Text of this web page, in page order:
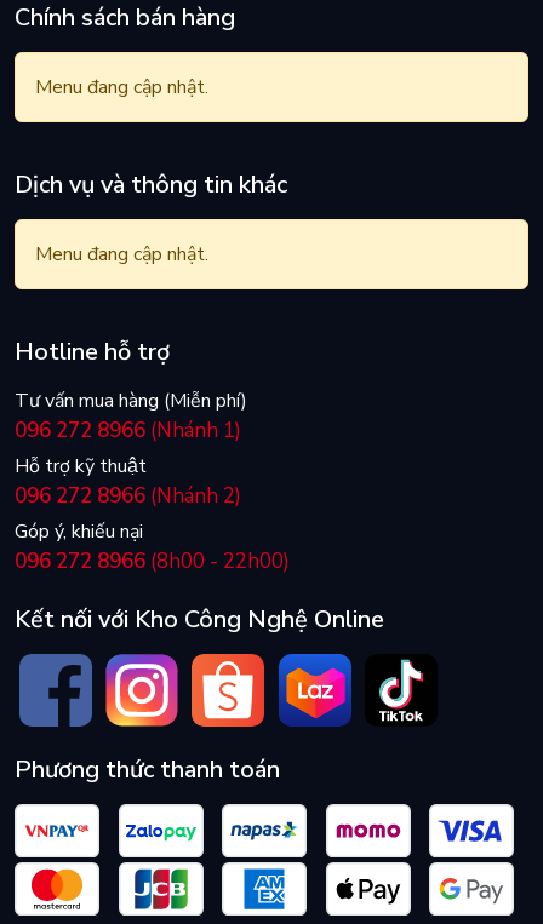
Chính sách bán hàng
Menu đang cập nhật.
Dịch vụ và thông tin khác
Menu đang cập nhật.
Hotline hỗ trợ
Tư vấn mua hàng (Miễn phí)
096 272 8966 (Nhánh 1)
Hỗ trợ kỹ thuật
096 272 8966 (Nhánh 2)
Góp ý, khiếu nại
096 272 8966 (8h00 - 22h00)
Kết nối với Kho Công Nghệ Online
Phương thức thanh toán